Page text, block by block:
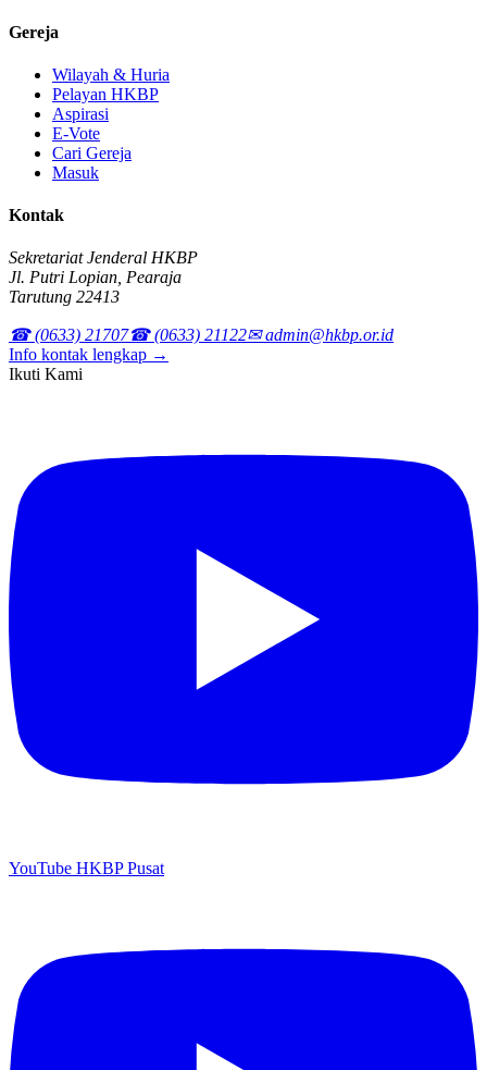
Gereja
Wilayah & Huria
Pelayan HKBP
Aspirasi
E-Vote
Cari Gereja
Masuk
Kontak
Sekretariat Jenderal HKBP
Jl. Putri Lopian, Pearaja
Tarutung 22413
☎ (0633) 21707☎ (0633) 21122✉ admin@hkbp.or.id
Info kontak lengkap →
Ikuti Kami
YouTube HKBP Pusat